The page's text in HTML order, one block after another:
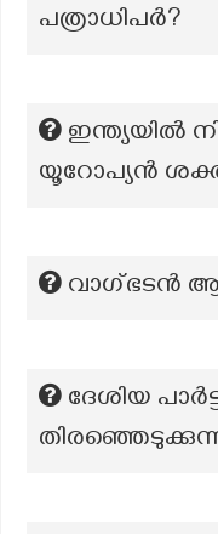
പത്രാധിപർ?
ഇന്ത്യയിൽ
യൂറോപ്യൻ
വാഗ്ഭടന്‍
ദേശിയ